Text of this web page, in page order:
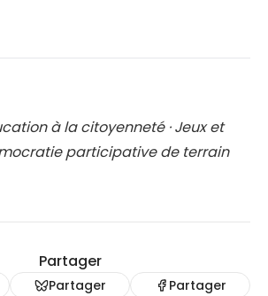
à la citoyenneté · Jeux et
participative de terrain
Partager
Partager
Partager